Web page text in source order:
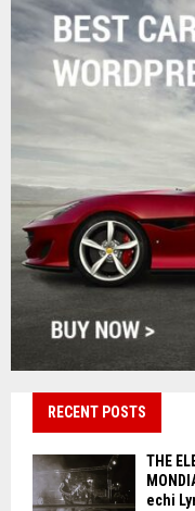
RECENT POSTS
THE
echi